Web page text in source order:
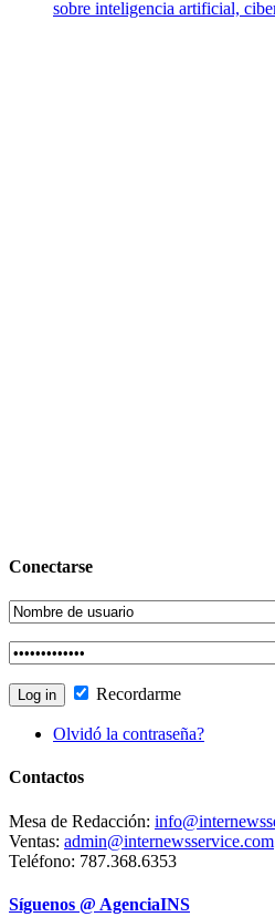
Ventas:admin@internewsservice.com
Teléfono: 787.368.6353